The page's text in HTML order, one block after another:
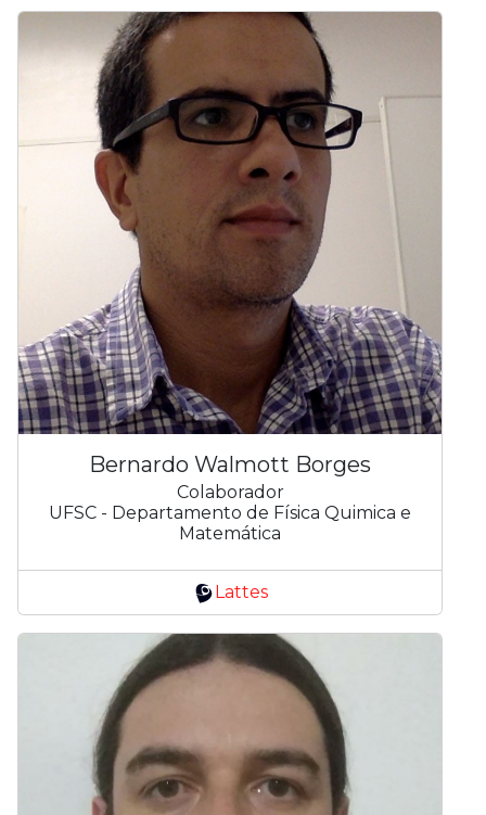
Bernardo Walmott Borges
Colaborador
UFSC - Departamento de Física Quimica e
Matemática
Lattes